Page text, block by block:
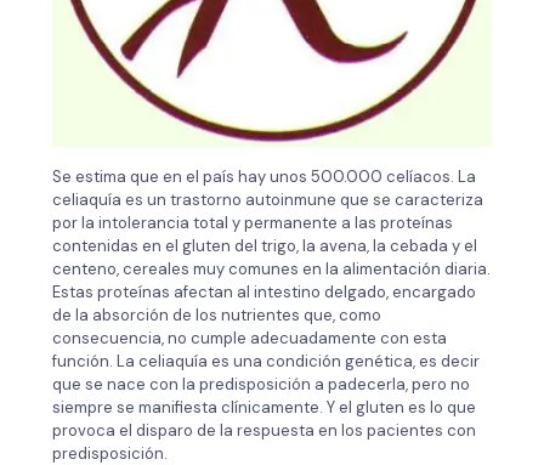
Se estima que en el país hay unos 500.000 celíacos. La
celiaquía es un trastorno autoinmune que se caracteriza
por la intolerancia total y permanente a las proteínas
contenidas en el gluten del trigo, la avena, la cebada y el
centeno, cereales muy comunes en la alimentación diaria.
Estas proteínas afectan al intestino delgado, encargado
de la absorción de los nutrientes que, como
consecuencia, no cumple adecuadamente con esta
función. La celiaquía es una condición genética, es decir
que se nace con la predisposición a padecerla, pero no
siempre se manifiesta clínicamente. Y el gluten es lo que
provoca el disparo de la respuesta en los pacientes con
predisposición.